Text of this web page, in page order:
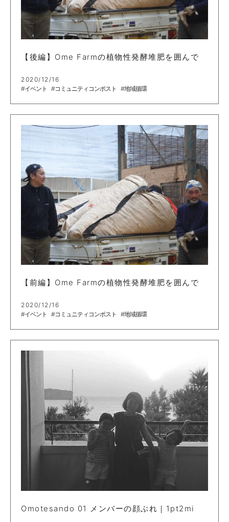
【後編】Ome Farmの植物性発酵堆肥を囲んで
2020/12/16
#イベント
#コミュニティコンポスト #地域循環
【前編】Ome Farmの植物性発酵堆肥を囲んで
2020/12/16
#イベント
#コミュニティコンポスト #地域循環
Omotesando 01 メンバーの顔ぶれ｜1pt2mi